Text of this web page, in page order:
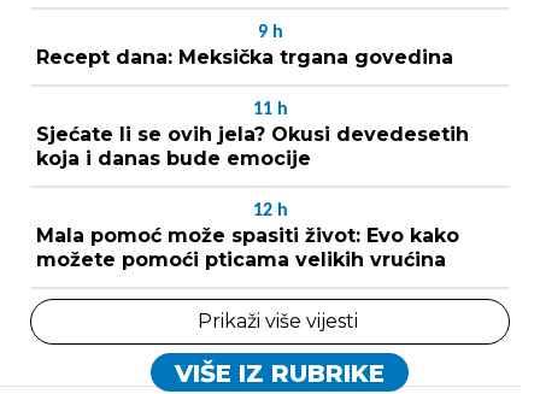
9 h
Recept dana: Meksička trgana govedina
11 h
Sjećate li se ovih jela? Okusi devedesetih
koja i danas bude emocije
12 h
Mala pomoć može spasiti život: Evo kako
možete pomoći pticama velikih vrućina
Prikaži više vijesti
VIŠE IZ RUBRIKE